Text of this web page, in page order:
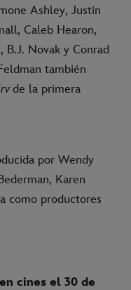
Ashley, Justin
Caleb Hearon,
B.J. Novak y Conrad
también
de la primera
por Wendy
Karen
como productores
cines el 30 de